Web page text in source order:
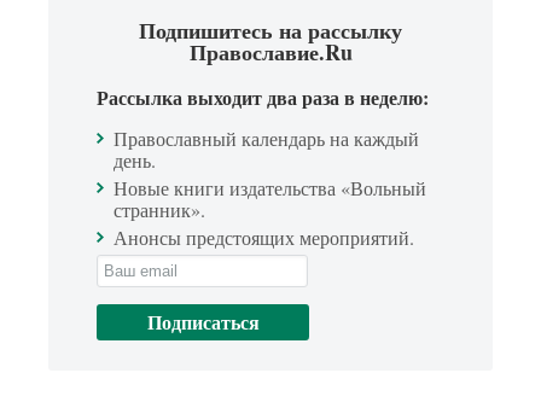
Подпишитесь на рассылку
Православие.Ru
Рассылка выходит два раза в неделю:
Православный календарь на каждый
день.
Новые книги издательства «Вольный
странник».
Анонсы предстоящих мероприятий.